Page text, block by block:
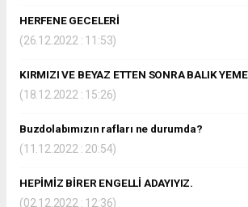
HERFENE GECELERİ
(26.12.2022 : 11:53)
KIRMIZI VE BEYAZ ETTEN SONRA BALIK
(18.12.2022 : 15:26)
Buzdolabımızın rafları ne durumda?
(11.12.2022 : 20:54)
HEPİMİZ BİRER ENGELLİ ADAYIYIZ.
(02.12.2022 : 12:36)